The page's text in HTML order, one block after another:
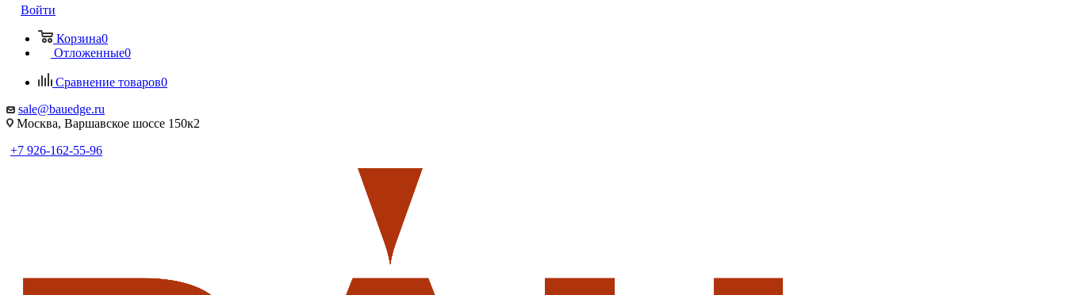
Войти
Корзина0
Отложенные0
Сравнение товаров0
sale@bauedge.ru
Москва, Варшавское шоссе 150к2
+7 926-162-55-96